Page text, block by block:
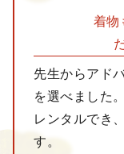
着物
先生からアド
を選べました
レンタルでき
す。